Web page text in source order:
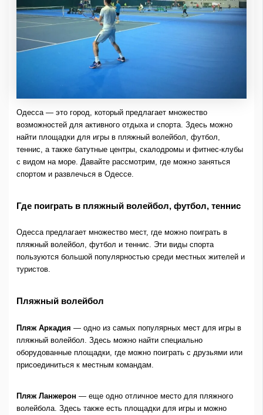
Одесса — это город, который предлагает множество
возможностей для активного отдыха и спорта. Здесь можно
найти площадки для игры в пляжный волейбол, футбол,
теннис, а также батутные центры, скалодромы и фитнес-клубы
с видом на море. Давайте рассмотрим, где можно заняться
спортом и развлечься в Одессе.
Где поиграть в пляжный волейбол, футбол, теннис
Одесса предлагает множество мест, где можно поиграть в
пляжный волейбол, футбол и теннис. Эти виды спорта
пользуются большой популярностью среди местных жителей и
туристов.
Пляжный волейбол
Пляж Аркадия — одно из самых популярных мест для игры в
пляжный волейбол. Здесь можно найти специально
оборудованные площадки, где можно поиграть с друзьями или
присоединиться к местным командам.
Пляж Ланжерон — еще одно отличное место для пляжного
волейбола. Здесь также есть площадки для игры и можно